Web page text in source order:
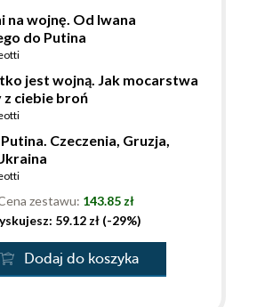
na wojnę. Od Iwana
do Putina
jest wojną. Jak mocarstwa
z ciebie broń
Czeczenia, Gruzja,
zestawu: 143.85 zł
59.12 zł (-29%)
Dodaj do koszyka